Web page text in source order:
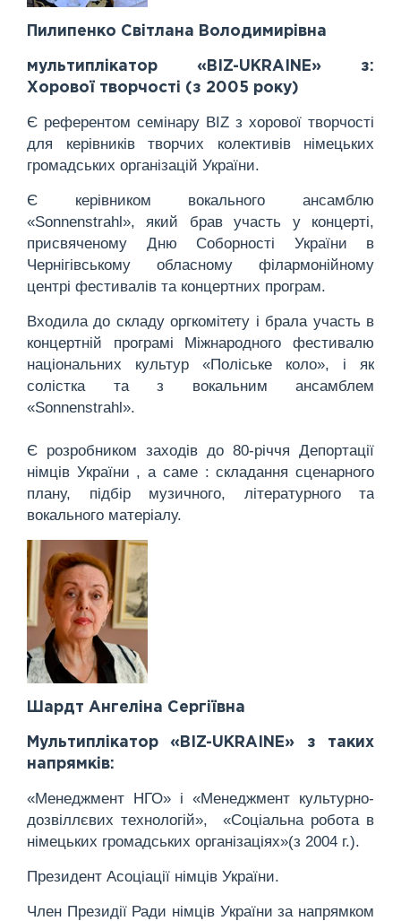
Пилипенко Світлана Володимирівна
мультиплікатор «BIZ-UKRAINE» з:
Хорової творчості (з 2005 року)
Є референтом семінару BIZ з хорової творчості
для керівників творчих колективів німецьких
громадських організацій України.
Є керівником вокального ансамблю
«Sonnenstrahl», який брав участь у концерті,
присвяченому Дню Соборності України в
Чернігівському обласному філармонійному
центрі фестивалів та концертних програм.
Входила до складу оргкомітету і брала участь в
концертній програмі Міжнародного фестивалю
національних культур «Поліське коло», і як
солістка та з вокальним ансамблем
«Sonnenstrahl».
Є розробником заходів до 80-річчя Депортації
німців України , а саме : складання сценарного
плану, підбір музичного, літературного та
вокального матеріалу.
Шардт Ангеліна Сергіївна
Мультиплікатор «BIZ-UKRAINE» з таких
напрямків:
«Менеджмент НГО» і «Менеджмент культурно-
дозвіллєвих технологій», «Соціальна робота в
німецьких громадських організаціях»(з 2004 г.).
Президент Асоціації німців України.
Член Президії Ради німців України за напрямком